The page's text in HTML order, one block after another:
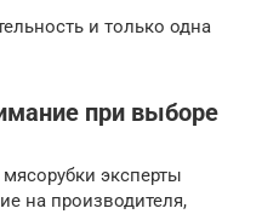
и только одна
при выборе
эксперты
на производителя,